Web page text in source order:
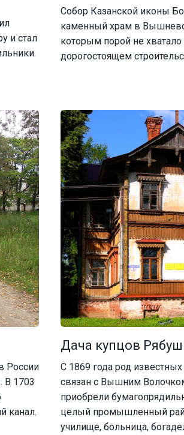
и стал
Собор Казанской иконы
каменный храм в
которым порой не
дорогостоящем
России
В 1703
канал.
Дача купцов
С 1869 года род
связан с Вышним
приобрели
целый промышленный
училище, больница,